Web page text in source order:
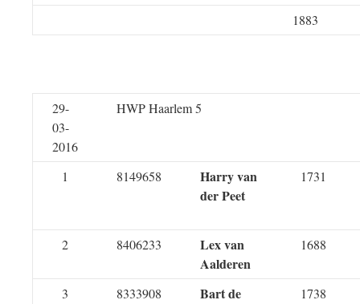
1883
29-
03-
2016
HWP Haarlem 5
1 8149658
Harry van
der Peet
1731
2 8406233
Lex van
Aalderen
1688
3 8333908
Bart de
1738